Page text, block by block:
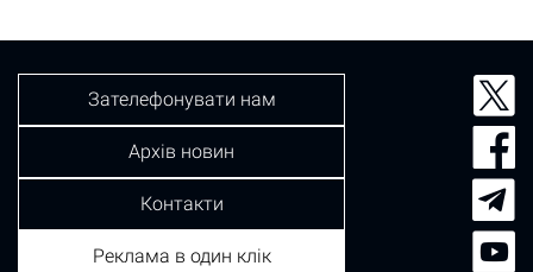
Зателефонувати нам
Архів новин
Контакти
Реклама в один клік